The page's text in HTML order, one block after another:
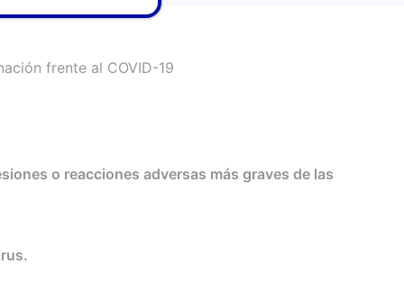
frente al COVID-19
o reacciones adversas más graves de las